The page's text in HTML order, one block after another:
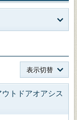
表示切替
トドアオアシス